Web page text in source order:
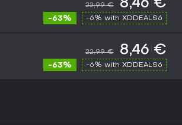
22,99 € 8,46 €
-63% -6% with XDDEALS6
22,99 € 8,46 €
-63% -6% with XDDEALS6